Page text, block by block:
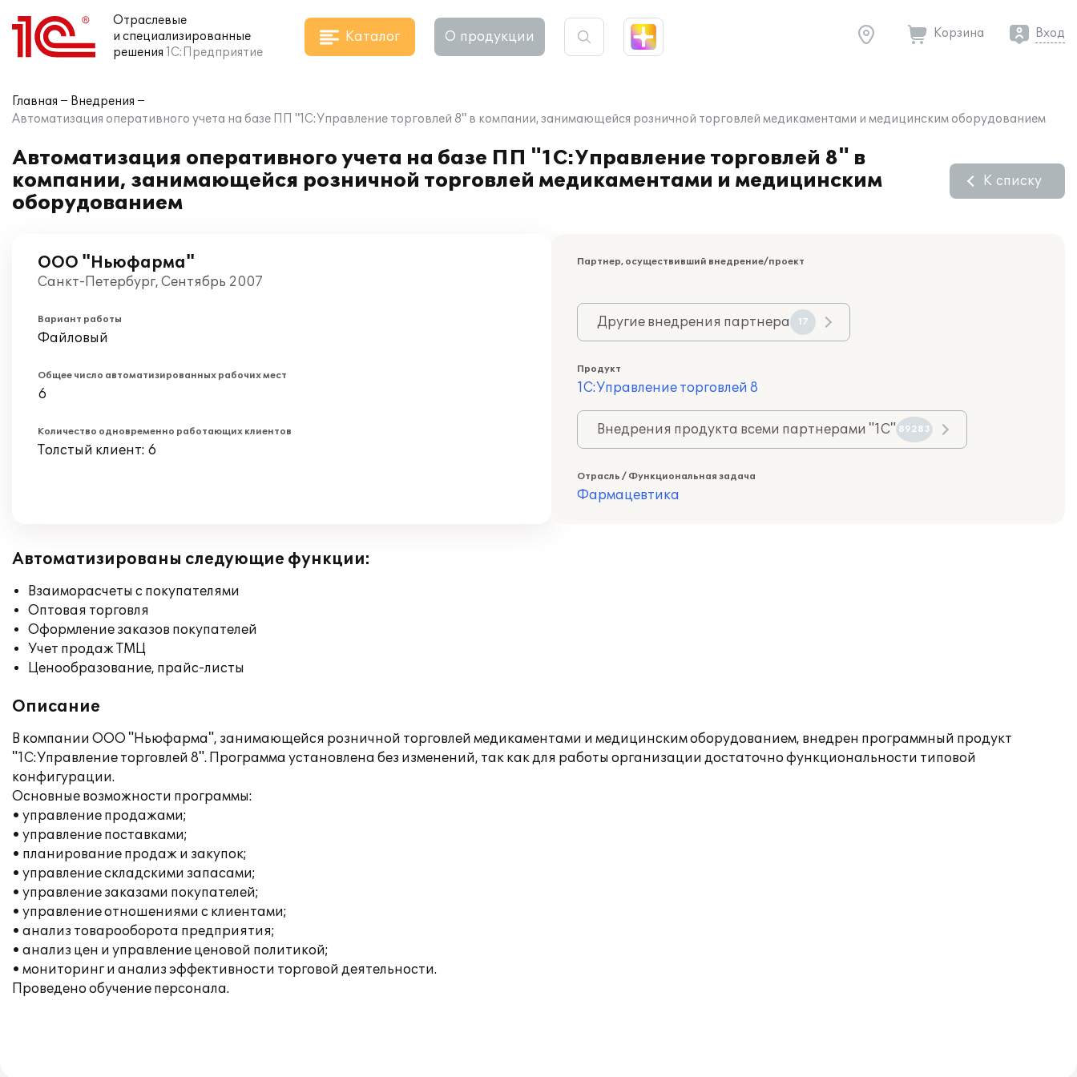
Отраслевые
и специализированные
решения 1С:Предприятие
Каталог О продукции Корзина Вход
Главная
Внедрения
Автоматизация оперативного учета на базе ПП "1С:Управление торговлей 8" в компании, занимающейся розничной торговлей медикаментами и медицинским оборудованием
Автоматизация оперативного учета на базе ПП "1С:Управление торговлей 8" в
компании, занимающейся розничной торговлей медикаментами и медицинским
оборудованием
К списку
ООО "Ньюфарма"
Санкт-Петербург, Сентябрь 2007
Вариант работы
Файловый
Общее число автоматизированных рабочих мест
6
Количество одновременно работающих клиентов
Толстый клиент: 6
Партнер, осуществивший внедрение/проект
Другие внедрения партнера 17
Продукт
1С:Управление торговлей 8
Внедрения продукта всеми партнерами "1С" 89283
Отрасль / Функциональная задача
Фармацевтика
Автоматизированы следующие функции:
Взаиморасчеты с покупателями
Оптовая торговля
Оформление заказов покупателей
Учет продаж ТМЦ
Ценообразование, прайс-листы
Описание
В компании ООО "Ньюфарма", занимающейся розничной торговлей медикаментами и медицинским оборудованием, внедрен программный продукт
"1С:Управление торговлей 8". Программа установлена без изменений, так как для работы организации достаточно функциональности типовой
конфигурации.
Основные возможности программы:
• управление продажами;
• управление поставками;
• планирование продаж и закупок;
• управление складскими запасами;
• управление заказами покупателей;
• управление отношениями с клиентами;
• анализ товарооборота предприятия;
• анализ цен и управление ценовой политикой;
• мониторинг и анализ эффективности торговой деятельности.
Проведено обучение персонала.